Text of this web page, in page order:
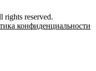
reserved.
конфиденциальности